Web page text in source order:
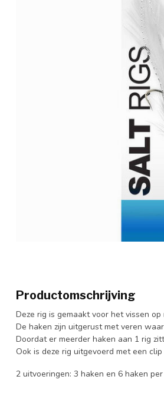
Productomschrijving
Deze rig is gemaakt voor het vissen
De haken zijn uitgerust met veren
Doordat er meerder haken aan 1 rig
Ook is deze rig uitgevoerd met een
2 uitvoeringen: 3 haken en 6 haken